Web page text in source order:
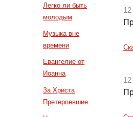
Легко ли быть
молодым
Музыка вне
времени
Евангелие от
Иоанна
За Христа
Претерпевшие
12
12